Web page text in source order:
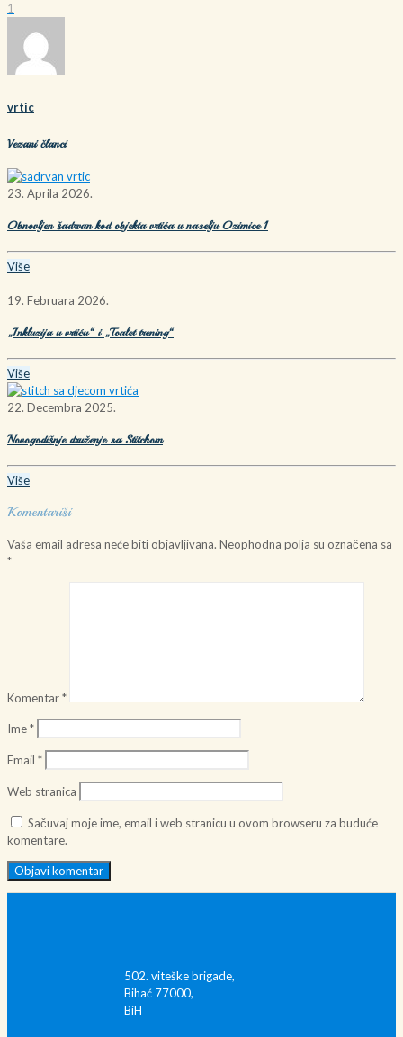
1
vrtic
Vezani članci
23. Aprila 2026.
Obnovljen šadrvan kod objekta vrtića u naselju Ozimice 1
Više
19. Februara 2026.
„Inkluzija u vrtiću“ i „Toalet trening“
Više
22. Decembra 2025.
Novogodišnje druženje sa Stitchom
Više
Komentariši
Vaša email adresa neće biti objavljivana. Neophodna polja su označena sa
*
Komentar*
Ime*
Email *
Web stranica
Sačuvaj moje ime, email i web stranicu u ovom browseru za buduće
komentare.
502. viteške brigade,
Bihać 77000,
BiH